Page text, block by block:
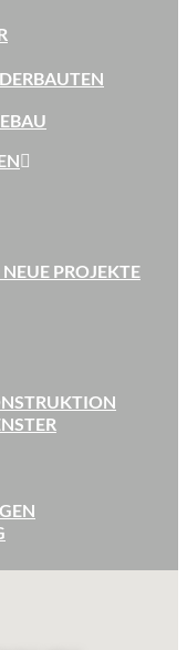
PROJEKTE